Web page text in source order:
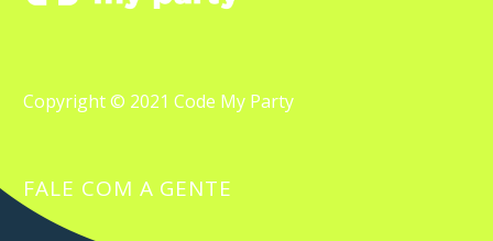
Copyright © 2021 Code My Party
FALE COM A GENTE